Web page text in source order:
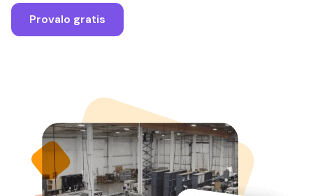
Provalo gratis